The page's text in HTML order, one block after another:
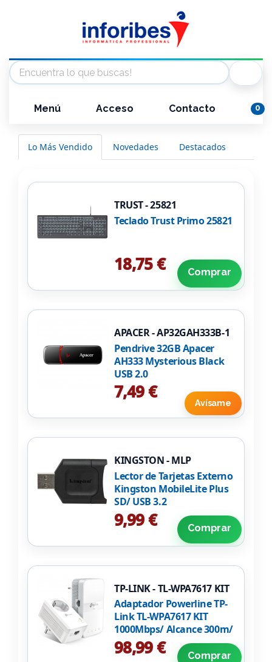
Menú Acceso Contacto 0
Lo Más Vendido Novedades Destacados
TRUST - 25821
Teclado Trust Primo 25821
18,75 € Comprar
APACER - AP32GAH333B-1
Pendrive 32GB Apacer
AH333 Mysterious Black
USB 2.0
7,49 €
Avísame
KINGSTON - MLP
Lector de Tarjetas Externo
Kingston MobileLite Plus
SD/ USB 3.2
9,99 € Comprar
TP-LINK - TL-WPA7617 KIT
Adaptador Powerline TP-
Link TL-WPA7617 KIT
1000Mbps/ Alcance 300m/
Pack de 2
98,99 € Comprar